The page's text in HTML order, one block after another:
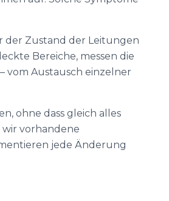
der Zustand der Leitungen
Bereiche, messen die
Austausch einzelner
ohne dass gleich alles
vorhandene
jede Änderung